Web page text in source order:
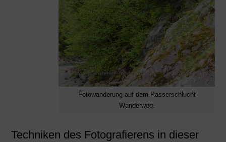
Fotowanderung auf dem Passerschlucht
Wanderweg.
Techniken des Fotografierens in dieser